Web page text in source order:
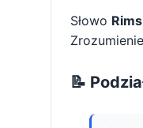
Słowo
📝